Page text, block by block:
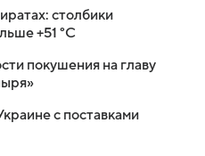
столбики
+51 °C
покушения на главу
с поставками